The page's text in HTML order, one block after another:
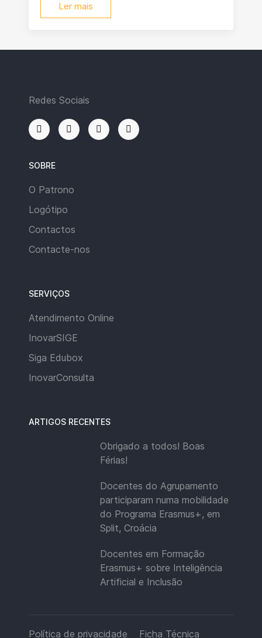
Ler mais
Redes Sociais
SOBRE
O Patrono
Logótipo
Contactos
Contacte-nos
SERVIÇOS
Atendimento Online
InovarSIGE
Siga Edubox
InovarConsulta
ARTIGOS RECENTES
Obrigado a todos! Boas
Férias!
Docentes do Agrupamento
participaram numa mobilidade
do Programa Erasmus+, em
Split, Croácia
Docentes em Formação
Erasmus+ sobre Inteligência
Artificial e Inclusão
Política de privacidade Ficha Técnica